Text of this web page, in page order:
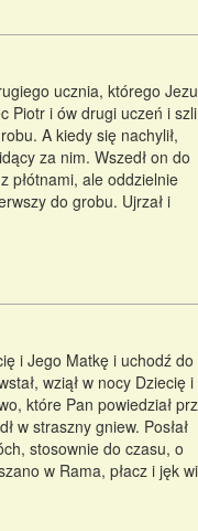
ucznia, którego
Piotr i ów drugi uczeń i
A kiedy się nachylił,
za nim. Wszedł on do
płótnami, ale oddzielnie
do grobu. Ujrzał i
i Jego Matkę i uchodź do
wziął w nocy Dziecię i
które Pan powiedział
w straszny gniew. Posłał
stosownie do czasu, o
w Rama, płacz i jęk